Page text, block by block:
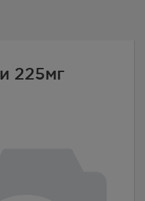
225мг